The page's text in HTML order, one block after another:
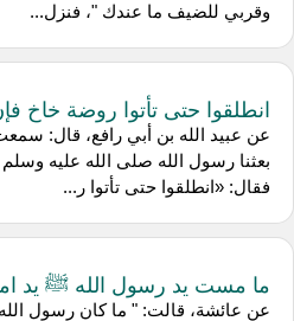
وقربي للضيف ما عندك "، فنزل...
انطلقوا حتى تأتوا روضة خاخ
عن عبيد الله بن أبي رافع، قال:
بعثنا رسول الله صلى الله عليه وسلم
فقال: «انطلقوا حتى تأتوا ر...
ما مست يد رسول الله ﷺ يد
عن عائشة، قالت: " ما كان رسول